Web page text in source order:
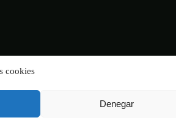
cookies
Denegar